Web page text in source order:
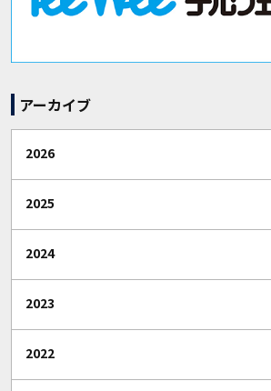
アーカイブ
2026
2025
2024
2023
2022